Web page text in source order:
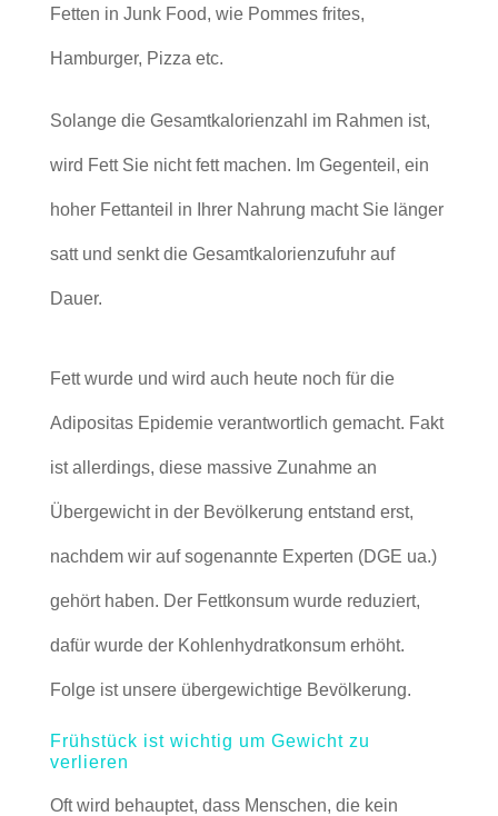
Fetten in Junk Food, wie Pommes frites,
Hamburger, Pizza etc.
Solange die Gesamtkalorienzahl im Rahmen ist,
wird Fett Sie nicht fett machen. Im Gegenteil, ein
hoher Fettanteil in Ihrer Nahrung macht Sie länger
satt und senkt die Gesamtkalorienzufuhr auf
Dauer.
Fett wurde und wird auch heute noch für die
Adipositas Epidemie verantwortlich gemacht. Fakt
ist allerdings, diese massive Zunahme an
Übergewicht in der Bevölkerung entstand erst,
nachdem wir auf sogenannte Experten (DGE ua.)
gehört haben. Der Fettkonsum wurde reduziert,
dafür wurde der Kohlenhydratkonsum erhöht.
Folge ist unsere übergewichtige Bevölkerung.
Frühstück ist wichtig um Gewicht zu
verlieren
Oft wird behauptet, dass Menschen, die kein